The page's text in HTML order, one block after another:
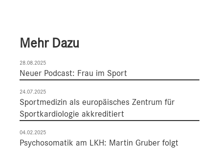
Mehr Dazu
28.08.2025
Neuer Podcast: Frau im Sport
24.07.2025
Sportmedizin als europäisches Zentrum für
Sportkardiologie akkreditiert
04.02.2025
Psychosomatik am LKH: Martin Gruber folgt